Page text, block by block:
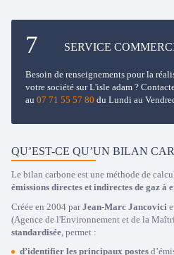
SERVICE
Besoin de renseignements pour la
votre société sur L'isle adam ?
au 07 71 55 57 80 du Lundi au
QU’EST-CE QU’UN BILAN
Le bilan carbone est une méthode de
émissions directes et indirectes de gaz à
Créée en 2004 parJean-Marc Jancovici
(Agence de l'Environnement et de la
standardisée, permet :
d’identifier les principaux postes